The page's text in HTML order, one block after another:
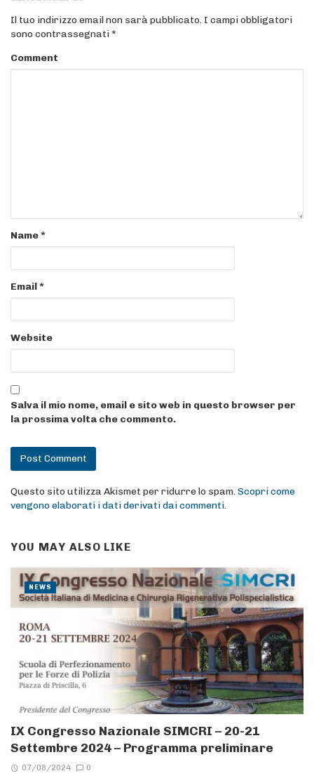
Il tuo indirizzo email non sarà pubblicato. I campi obbligatori
sono contrassegnati*
Comment
Name*
Email*
Website
Salva il mio nome, email e sito web in questo browser per
la prossima volta che commento.
Questo sito utilizza Akismet per ridurre lo spam.Scopri come
vengono elaborati i dati derivati dai commenti.
YOU MAY ALSO LIKE
IX Congresso Nazionale SIMCRI – 20-21
Settembre 2024 – Programma preliminare
07/08/2024 0
NEWS